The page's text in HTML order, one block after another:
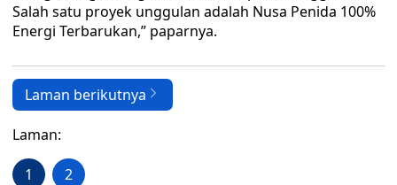
Salah satu proyek unggulan adalah Nusa Penida 100%
Energi Terbarukan,” paparnya.
Laman berikutnya
Laman:
1 2